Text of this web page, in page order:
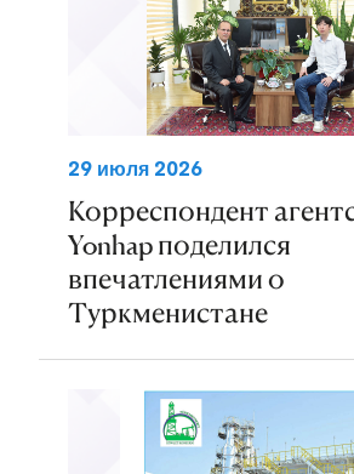
29 июля 2026
Корреспондент
Yonhap поделился
впечатлениями о
Туркменистане